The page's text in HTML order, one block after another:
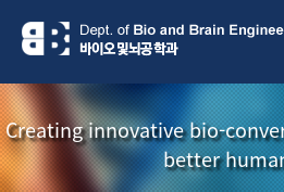
Creating innovative bio-
better